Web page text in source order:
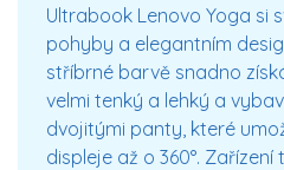
Ultrabook Lenovo Yoga si
pohyby a elegantním
stříbrné barvě snadno
velmi tenký a lehký a
dvojitými panty, které
displeje až o 360°.